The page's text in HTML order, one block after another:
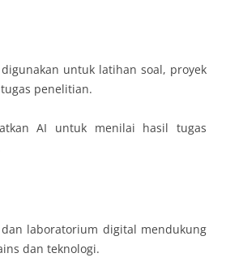
untuk latihan soal, proyek
penelitian.
AI untuk menilai hasil tugas
laboratorium digital mendukung
dan teknologi.